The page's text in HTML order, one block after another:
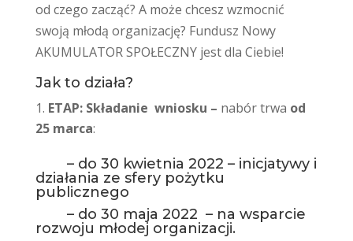
od czego zacząć? A może chcesz wzmocnić
swoją młodą organizację? Fundusz Nowy
AKUMULATOR SPOŁECZNY jest dla Ciebie!
Jak to działa?
ETAP: Składanie wniosku – nabór trwa od
25 marca:
– do 30 kwietnia 2022 – inicjatywy i
działania ze sfery pożytku
publicznego
– do 30 maja 2022 – na wsparcie
rozwoju młodej organizacji.